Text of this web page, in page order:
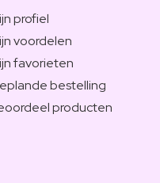
profiel
voordelen
favorieten
bestelling
producten